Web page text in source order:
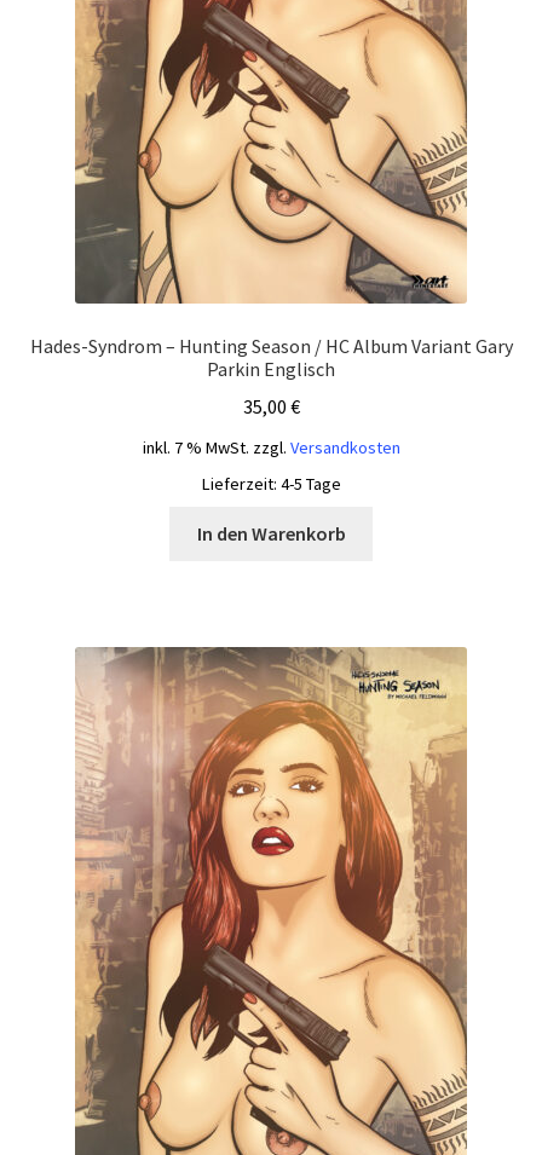
Hades-Syndrom – Hunting Season / HC Album Variant Gary
Parkin Englisch
35,00 €
inkl. 7 % MwSt. zzgl. Versandkosten
Lieferzeit: 4-5 Tage
In den Warenkorb